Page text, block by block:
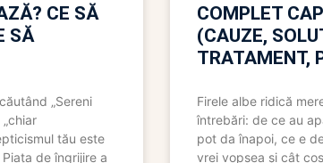
CE SĂ
SĂ
„Sereni
tău este
de îngrijire a
COMPLET
(CAUZE,
TRATAMENT,
Firele albe ridică
întrebări: de ce au
pot da înapoi, ce e
vrei vopsea și cât